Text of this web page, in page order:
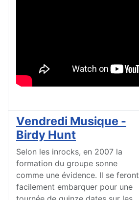
Vendredi Musique -
Birdy Hunt
Selon les inrocks, en 2007 la
formation du groupe sonne
comme une évidence. Il se feront
facilement embarquer pour une